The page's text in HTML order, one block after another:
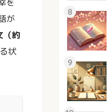
が
（約
状
8
9